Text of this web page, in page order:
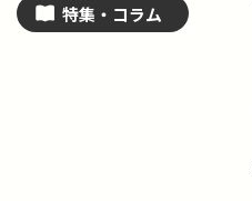
特集・ コラム